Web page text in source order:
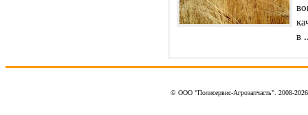
в
© ООО "Полисервис-Агрозапчасть". 2008-